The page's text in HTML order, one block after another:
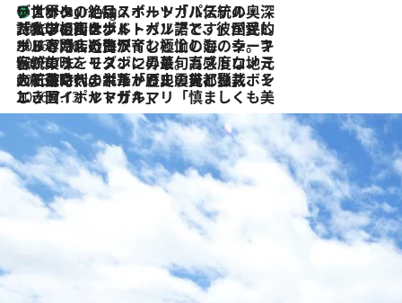
11 Hours Ago
リスボンの絶品スイーツ「パステル・デ・ナタ」とは？ポルトガル伝統の奥深い世界へ
2026.7.27
「私の祖国はポルトガル語です」国民的詩人フェルナンド・ペソアと、彼が愛した文学の街を歩く
2026.7.26
ポルトガル近海が育む極上の海の幸。キリリと冷えた白ワインと愉しむ、シーフード専門店の贅沢
2026.7.22
伝統の味をモダンに昇華。高感度な地元客が集う、リスボンの最旬ガストロノミー
2026.7.21
大航海時代の栄華から、震災、独裁、そして革命へ。ポルトガル・首都リスボンの石畳に刻まれた「歴史の光と影」
2026.7.13
エッセイ・ヤマザキマリ「慎ましくも美しき国 ポルトガル」